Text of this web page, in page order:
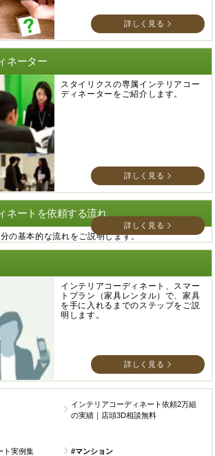
詳しく見る
ネーター
スタイリクスの専属インテリアコー
ディネーターをご紹介します。
詳しく見る
ネートを依頼する流れ
の基本的な流れをご説明します。
詳しく見る
インテリアコーディネート、スマー
トプラン（家具レンタル）で、家具
を手に入れるまでのステップをご説
明します。
詳しく見る
インテリアコーディネート依頼2万組
の実績｜店頭3D相談無料
ト実例集 #マンション